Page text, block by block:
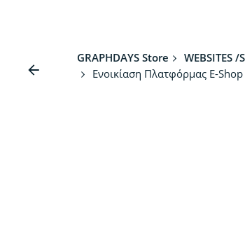
GRAPHDAYS Store WEBSITES /
Ενοικίαση Πλατφόρμας E-